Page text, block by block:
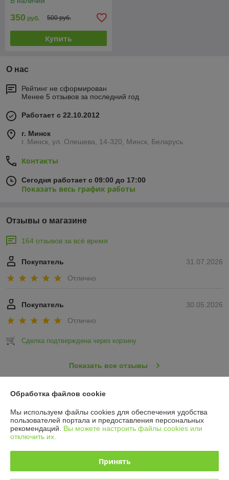
350 руб. 500 руб.
Купить
О нас
Рейтинг не сформирован
Менее 5 отзывов за последний год
Работает с 22.10.2012
г. Минск
г. Минск, ул. Олешева, 14-320, Минск, Беларусь
Контакты
Сегодня работает с 09:00 до 17:00
Показать весь график работы
Отзывы о магазине
164 отзывов за всё время
31.07.2026
Покупатель
Отлично
30.05.2026
Покупатель
Отлично
Сделка подтверждена через корзину
Показать все отзывы
О нас
Контакты
График работы
Обработка файлов cookie
Мы используем файлы cookies для обеспечения удобства
пользователей портала и предоставления персональных
рекомендаций. Вы можете настроить файлы cookies или
отключить их.
Принять